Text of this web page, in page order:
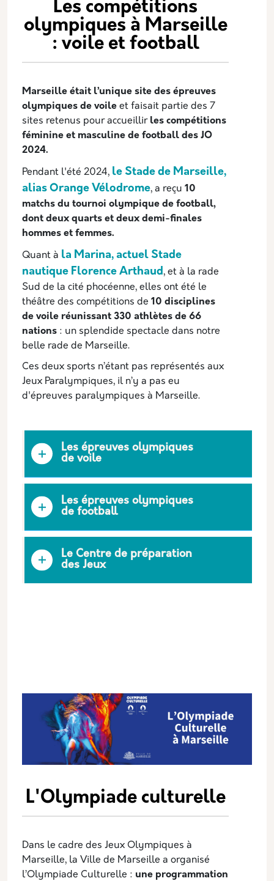
Les compétitions
olympiques à Marseille
: voile et football
Marseille était l’unique site des épreuves
olympiques de voile et faisait partie des 7
sites retenus pour accueillir les compétitions
féminine et masculine de football des JO
2024.
Pendant l'été 2024, le Stade de Marseille,
alias Orange Vélodrome, a reçu 10
matchs du tournoi olympique de football,
dont deux quarts et deux demi-finales
hommes et femmes.
Quant à la Marina, actuel Stade
nautique Florence Arthaud, et à la rade
Sud de la cité phocéenne, elles ont été le
théâtre des compétitions de 10 disciplines
de voile réunissant 330 athlètes de 66
nations : un splendide spectacle dans notre
belle rade de Marseille.
Ces deux sports n’étant pas représentés aux
Jeux Paralympiques, il n’y a pas eu
d'épreuves paralympiques à Marseille.
Les épreuves olympiques
de voile
Les épreuves olympiques
de football
Le Centre de préparation
des Jeux
L'Olympiade culturelle
Dans le cadre des Jeux Olympiques à
Marseille, la Ville de Marseille a organisé
l’Olympiade Culturelle : une programmation